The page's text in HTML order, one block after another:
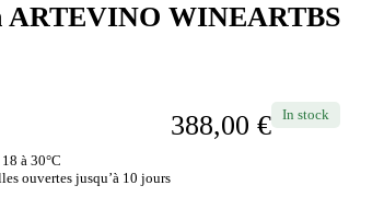
ARTEVINO WINEARTBS
à 30°C
ouvertes jusqu’à 10 jours
388,00 € In stock